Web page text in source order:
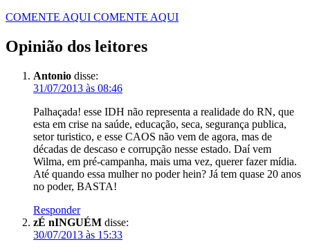
COMENTE AQUI COMENTE AQUI
Opinião dos leitores
Antonio disse:
31/07/2013 às 08:46
Palhaçada! esse IDH não representa a realidade do RN, que
esta em crise na saúde, educação, seca, segurança publica,
setor turistico, e esse CAOS não vem de agora, mas de
décadas de descaso e corrupção nesse estado. Daí vem
Wilma, em pré-campanha, mais uma vez, querer fazer mídia.
Até quando essa mulher no poder hein? Já tem quase 20 anos
no poder, BASTA!
Responder
zÉ nINGUÉM disse:
30/07/2013 às 15:33